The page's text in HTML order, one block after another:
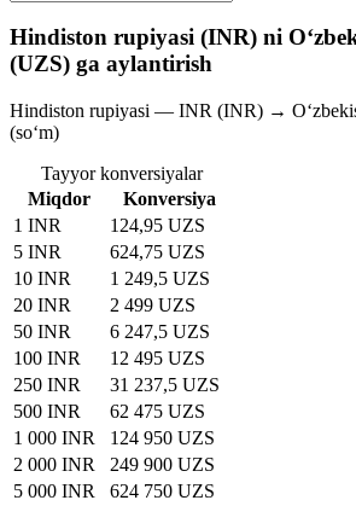
Hindiston rupiyasi (INR) ni
(UZS) ga aylantirish
Hindiston rupiyasi — INR (INR) →
(soʻm)
Tayyor konversiyalar
Miqdor
Konversiya
1 INR
124,95 UZS
5 INR
624,75 UZS
10 INR
1 249,5 UZS
20 INR
2 499 UZS
50 INR
6 247,5 UZS
100 INR
12 495 UZS
250 INR
31 237,5 UZS
500 INR
62 475 UZS
1 000 INR
124 950 UZS
2 000 INR
249 900 UZS
5 000 INR
624 750 UZS